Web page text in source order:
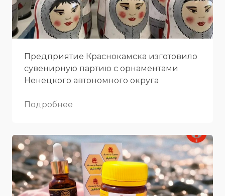
Предприятие Краснокамска изготовило
сувенирную партию с орнаментами
Ненецкого автономного округа
Подробнее